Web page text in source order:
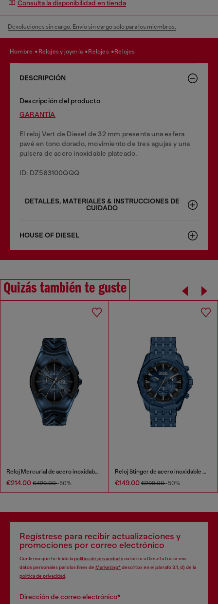
Consulta la disponibilidad en tienda
Devoluciones sin cargo. Envío sin cargo solo para los miembros.
hombre relojes y joyería relojes relojes
DESCRIPCIÓN
Descripción del producto
GARANTĺA
El reloj Vert de Diesel de 32 mm presenta una esfera
pavé en tono dorado, movimiento de tres agujas y una
pulsera de acero inoxidable plateado.
ID: DZ563100QQQ
DETALLES, MATERIALES & INSTRUCCIONES DE
CUIDADO
HOUSE OF DIESEL
Quizás también te guste
Reloj Mercurial de acero inoxidable azul
€214.00 €429.00-50%
Reloj Stinger de acero inoxidable azul
€149.00 €299.00-50%
Regístrese para recibir actualizaciones y
promociones por correo electrónico
Confirmo que he leído lapolítica de privacidady autorizo a Diesel a tratar mis
datos personales para los fines de Marketing*descritos en el párrafo 3.1, d) de la
política de privacidad
Dirección de correo electrónico*